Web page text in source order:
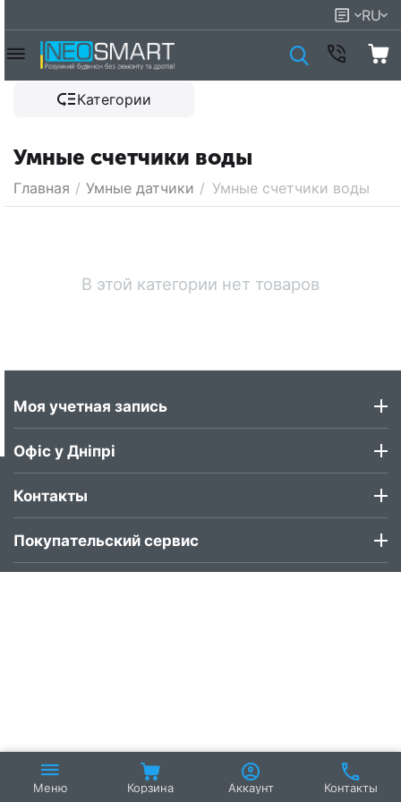
RU
Категории
Умные счетчики воды
Главная / Умные датчики / Умные счетчики воды
В этой категории нет товаров
Моя учетная запись
Офіс у Дніпрі
Контакты
Покупательский сервис
Меню Корзина Аккаунт Контакты